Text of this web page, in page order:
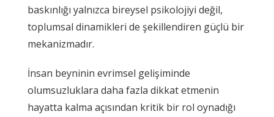
baskınlığı yalnızca bireysel psikolojiyi değil,
toplumsal dinamikleri de şekillendiren güçlü bir
mekanizmadır.
İnsan beyninin evrimsel gelişiminde
olumsuzluklara daha fazla dikkat etmenin
hayatta kalma açısından kritik bir rol oynadığı